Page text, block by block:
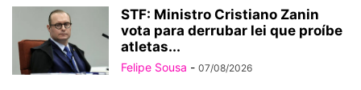
STF: Ministro Cristiano Zanin
vota para derrubar lei que proíbe
atletas...
Felipe Sousa - 07/08/2026